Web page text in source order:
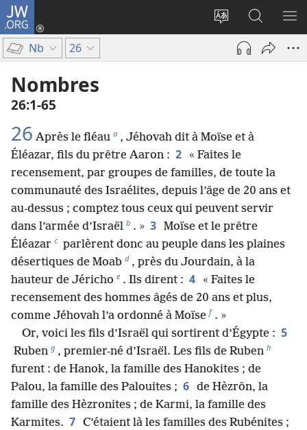
JW.ORG
Changer
langue
Se
connecter
sur
JW.ORG
Nb 26
Nombres
26​:​1-65
26 Après le fléau a , Jéhovah dit à Moïse et à
Éléazar, fils du prêtre Aaron : 2
« Faites le
recensement, par groupes de familles, de toute la
communauté des Israélites, depuis l’âge de 20 ans et
au-dessus ; comptez tous ceux qui peuvent servir
dans l’armée d’Israël b . » 3 Moïse et le prêtre
Éléazar c parlèrent donc au peuple dans les plaines
désertiques de Moab d , près du Jourdain, à la
hauteur de Jéricho e . Ils dirent : 4
« Faites le
recensement des hommes âgés de 20 ans et plus,
comme Jéhovah l’a ordonné à Moïse f . »
Or, voici les fils d’Israël qui sortirent d’Égypte : 5
Ruben g , premier-né d’Israël. Les fils de Ruben h
furent : de Hanok, la famille des Hanokites ; de
Palou, la famille des Palouites ; 6 de Hèzrôn, la
famille des Hèzronites ; de Karmi, la famille des
Karmites. 7 C’étaient là les familles des Rubénites ;